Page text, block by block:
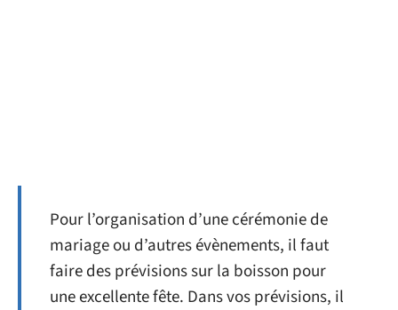
Pour l’organisation d’une cérémonie de
mariage ou d’autres évènements, il faut
faire des prévisions sur la boisson pour
une excellente fête. Dans vos prévisions, il